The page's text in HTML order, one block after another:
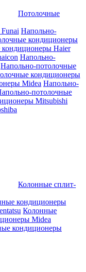
Потолочные
Напольно-
кондиционеры
Haier
Напольно-
Напольно-потолочные
кондиционеры
Midea Напольно-
потолочные
Mitsubishi
Колонные сплит-
кондиционеры
Колонные
Midea
кондиционеры